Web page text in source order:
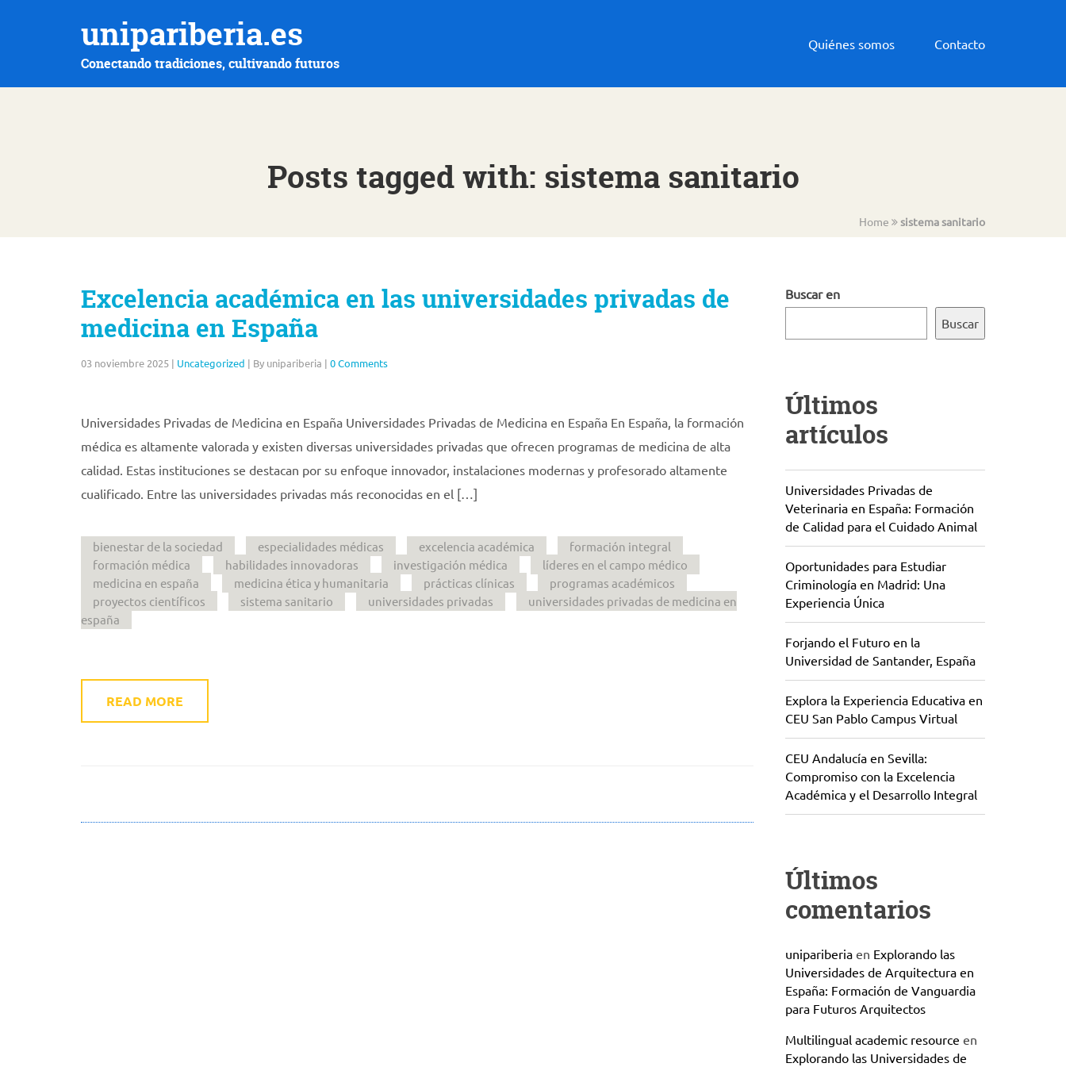
unipariberia.es
Conectando tradiciones, cultivando futuros
Quiénes somos Contacto
Posts tagged with: sistema sanitario
Home sistema sanitario
Excelencia académica en las universidades privadas de
medicina en España
03 noviembre 2025 | Uncategorized | By unipariberia | 0 Comments
Universidades Privadas de Medicina en España Universidades Privadas de Medicina en España En España, la formación
médica es altamente valorada y existen diversas universidades privadas que ofrecen programas de medicina de alta
calidad. Estas instituciones se destacan por su enfoque innovador, instalaciones modernas y profesorado altamente
cualificado. Entre las universidades privadas más reconocidas en el […]
bienestar de la sociedad especialidades médicas excelencia académica
formación integral
formación médica
habilidades innovadoras investigación médica
líderes en el campo médico
medicina en españa
medicina ética y humanitaria prácticas clínicas
programas académicos
proyectos científicos
sistema sanitario universidades privadas
universidades privadas de medicina en
españa
READ MORE
Buscar en
Buscar
Últimos
artículos
Universidades Privadas de
Veterinaria en España: Formación
de Calidad para el Cuidado Animal
Oportunidades para Estudiar
Criminología en Madrid: Una
Experiencia Única
Forjando el Futuro en la
Universidad de Santander, España
Explora la Experiencia Educativa en
CEU San Pablo Campus Virtual
CEU Andalucía en Sevilla:
Compromiso con la Excelencia
Académica y el Desarrollo Integral
Últimos
comentarios
unipariberiaen Explorando las
Universidades de Arquitectura en
España: Formación de Vanguardia
para Futuros Arquitectos
Multilingual academic resource en
Explorando las Universidades de